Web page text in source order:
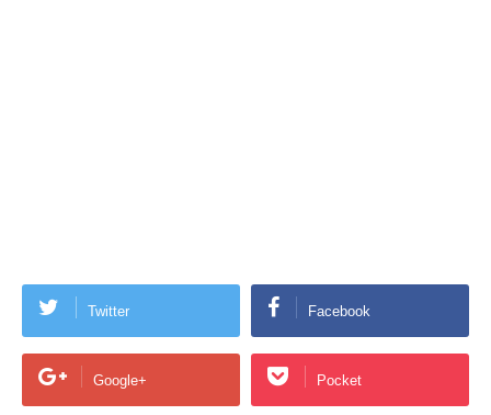
Twitter Facebook
Google+ Pocket